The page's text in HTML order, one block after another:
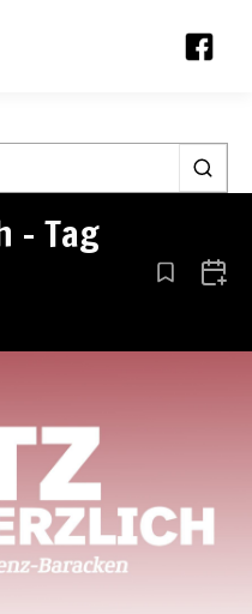
– Tag
Aus den